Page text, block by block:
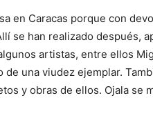
en Caracas porque con
se han realizado después,
artistas, entre ellos
una viudez ejemplar.
y obras de ellos. Ojala se